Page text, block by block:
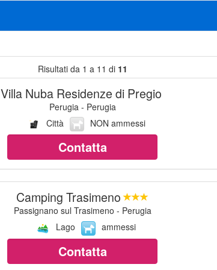
Risultati da 1 a 11 di 11
Villa Nuba Residenze di Pregio
Perugia - Perugia
Città
NON ammessi
Contatta
Camping Trasimeno
Passignano sul Trasimeno - Perugia
Lago
ammessi
Contatta